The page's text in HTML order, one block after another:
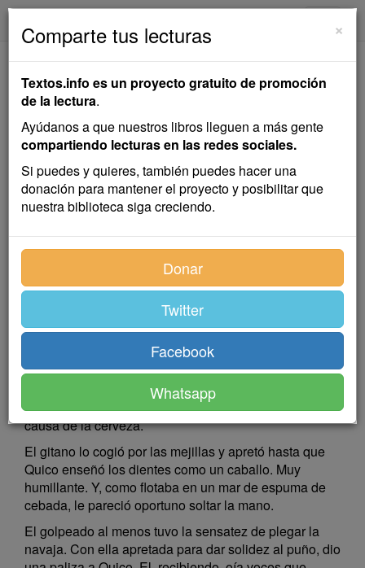
Invertidos
Arturo Robsy
Cuento
Después de la vigésima cerveza dieron las dos de la
madrugada. Las dos pasaron por entre el humo de la
whiskería como pisadas de muerto. Pero Quico no
participaba ya de las sensaciones. Sólo una señal de
alarma en la vejiga puso en marcha ciertos tropismos
que le condujeron al lavabo. Allí vio a un gitano que
empujaba contra la pared a un joven de mal aspecto.
Había una «papelina» en su mano izquierda y una
navaja en su derecha.
—¿Pasa algo? —preguntó Quico, que se había
formado esa opinión pero no podía estar seguro a
causa de la cerveza.
El gitano lo cogió por las mejillas y apretó hasta que
Quico enseñó los dientes como un caballo. Muy
humillante. Y, como flotaba en un mar de espuma de
cebada, le pareció oportuno soltar la mano.
El golpeado al menos tuvo la sensatez de plegar la
navaja. Con ella apretada para dar solidez al puño, dio
×
Comparte tus lecturas
Textos.info es un proyecto gratuito de promoción
de la lectura.
Ayúdanos a que nuestros libros lleguen a más gente
compartiendo lecturas en las redes sociales.
Si puedes y quieres, también puedes hacer una
donación para mantener el proyecto y posibilitar que
nuestra biblioteca siga creciendo.
Donar
Twitter
Facebook
Whatsapp